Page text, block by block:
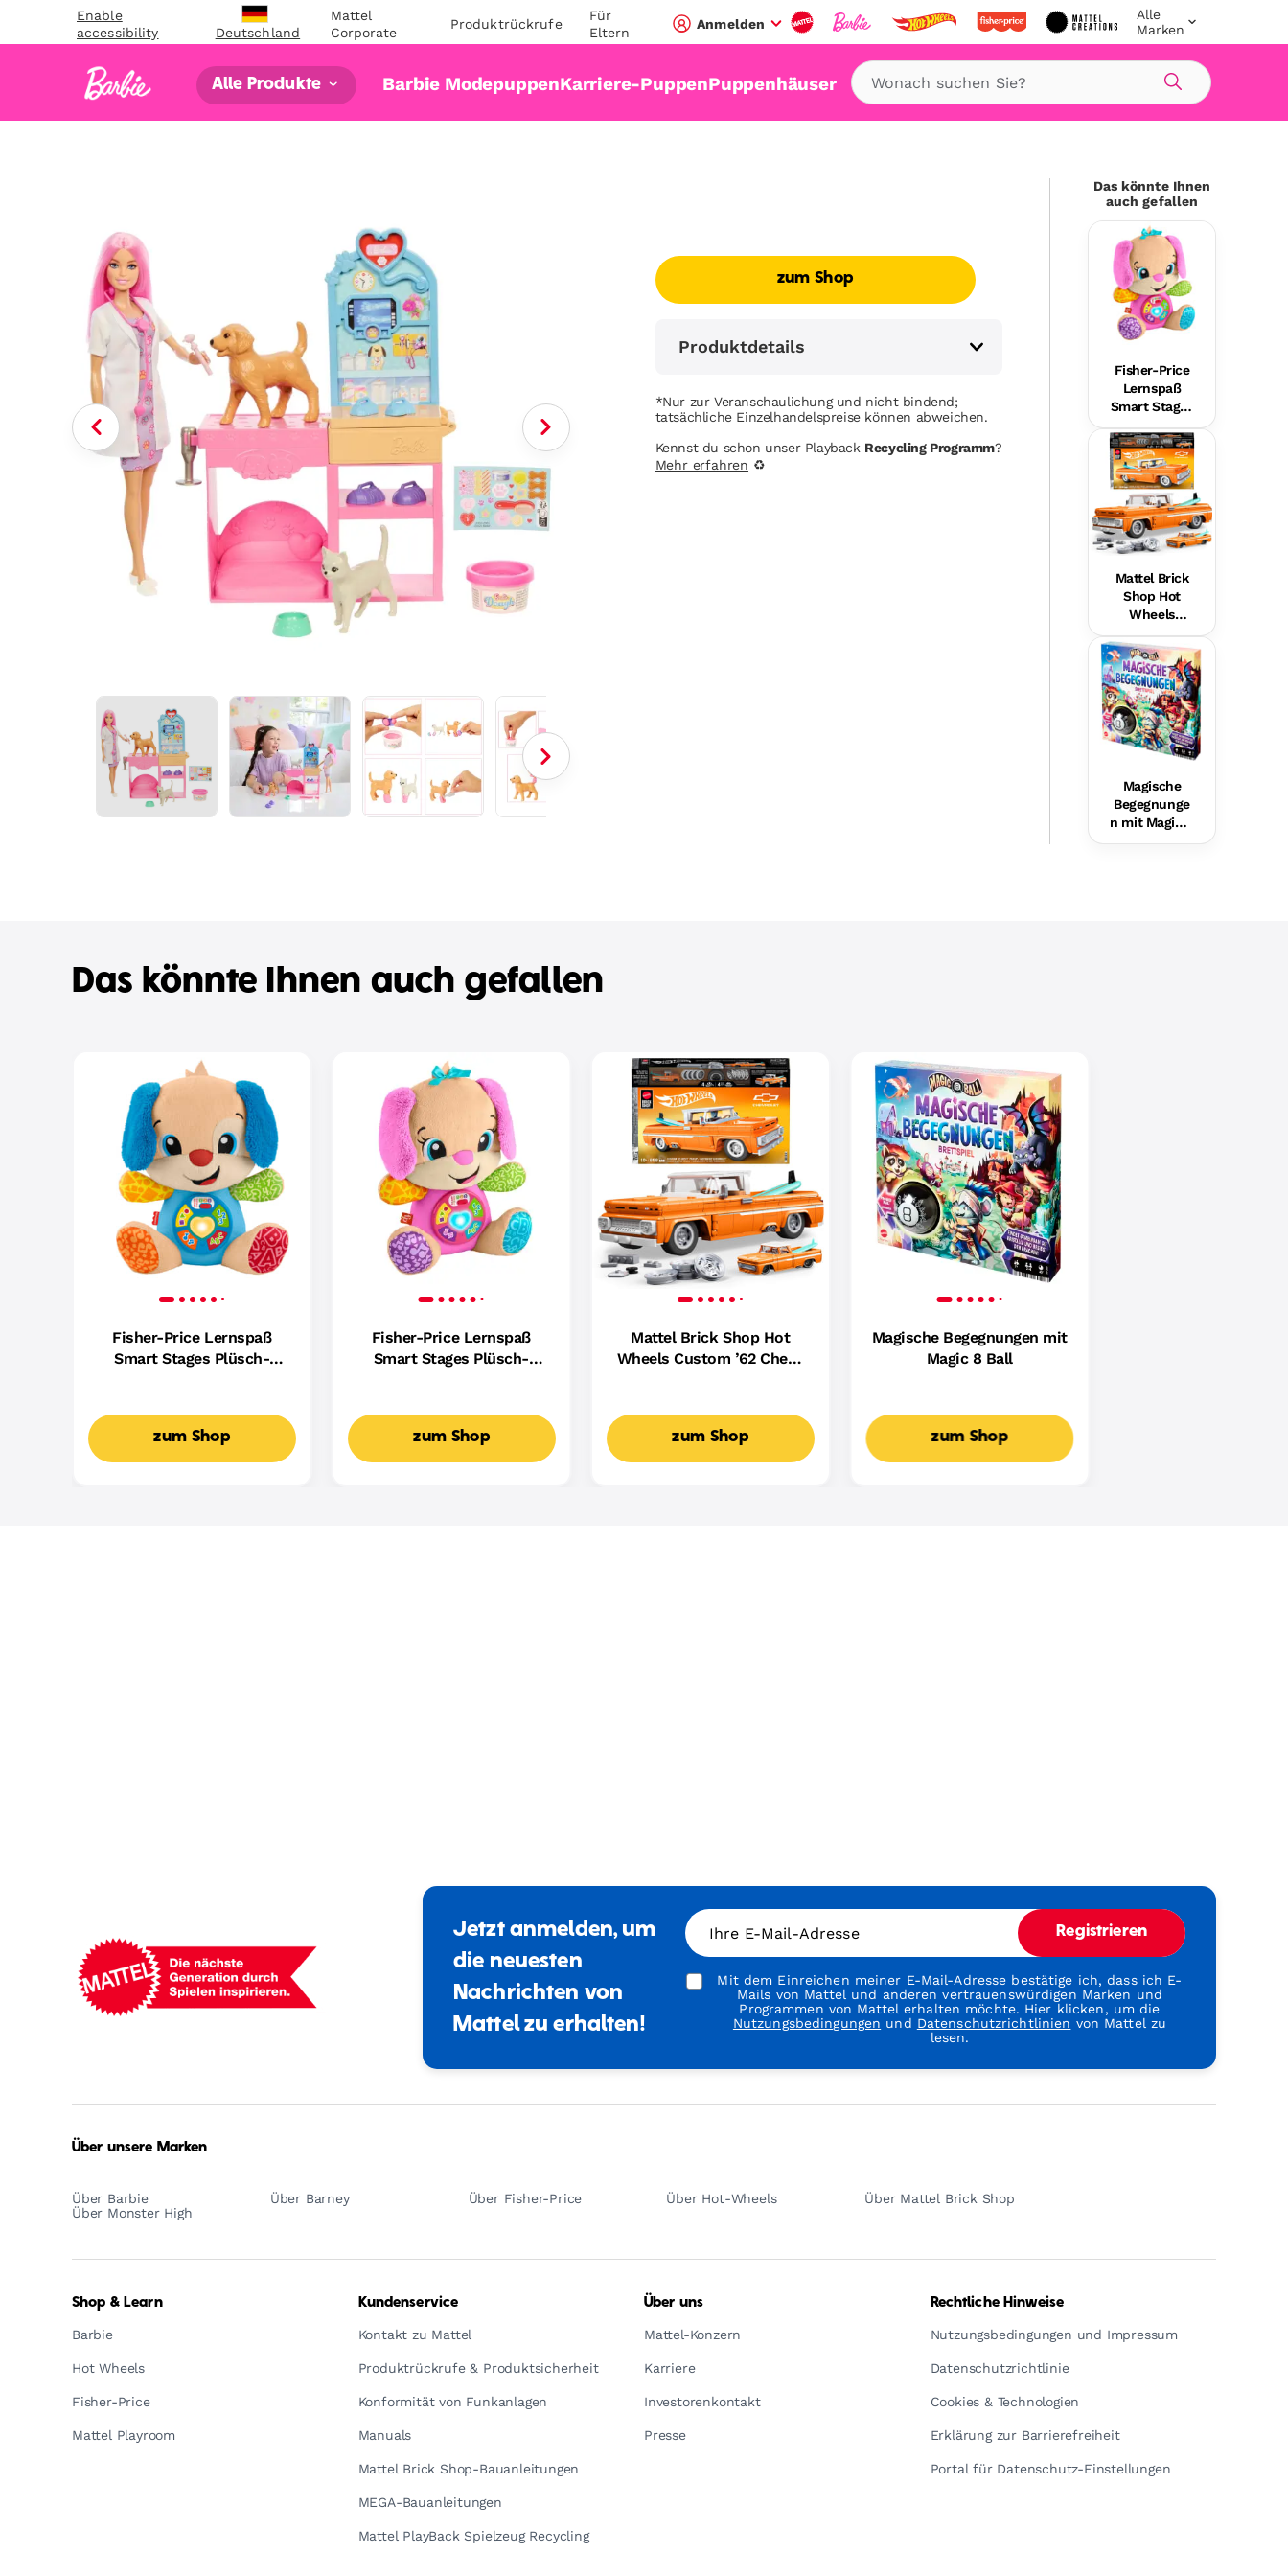
Enable
accessibility
Deutschland
Mattel
Corporate
Produktrückrufe
Für
Eltern
Anmelden
Alle
Marken
Alle Produkte Barbie ModepuppenKarriere-PuppenPuppenhäuser
Suche
zum Shop
Produktdetails
*Nur zur Veranschaulichung und nicht bindend;
tatsächliche Einzelhandelspreise können abweichen.
Kennst du schon unser Playback Recycling Programm?
Mehr erfahren ♻
Das könnte Ihnen
auch gefallen
Fisher-Price
Lernspaß
Smart Stages
Plüsch-
Hundefreund
in Für Babys,
Musikalische
s
Lernspielzeu
g,
Mehrsprachi
ge Version
Mattel Brick
Shop Hot
Wheels
Custom ’62
Chevy
Pickup
Bauset (858
Teile), Für
Sammler
Magische
Begegnunge
n mit Magic 8
Ball
Das könnte Ihnen auch gefallen
Fisher-Price Lernspaß
Smart Stages Plüsch-
Mehrsprachige Version
zum Shop
Fisher-Price Lernspaß
Smart Stages Plüsch-
Mehrsprachige Version
zum Shop
Mattel Brick Shop Hot
Wheels Custom ’62 Chevy
zum Shop
Magische Begegnungen mit
Magic 8 Ball
zum Shop
Through
Jetzt anmelden, um
die neuesten
Nachrichten von
Mattel zu erhalten!
Ihre E-Mail-Adresse Registrieren
Mit dem Einreichen meiner E-Mail-Adresse bestätige ich, dass ich E-
Mails von Mattel und anderen vertrauenswürdigen Marken und
Programmen von Mattel erhalten möchte. Hier klicken, um die
Nutzungsbedingungen und Datenschutzrichtlinien von Mattel zu
lesen.
Über unsere Marken
Über Barbie Über Barney Über Fisher-Price Über Hot-Wheels
Über Mattel Brick Shop
Über Monster High
Shop & Learn
Barbie
Hot Wheels
Fisher-Price
Mattel Playroom
Kundenservice
Kontakt zu Mattel
Produktrückrufe & Produktsicherheit
Konformität von Funkanlagen
Manuals
Mattel Brick Shop-Bauanleitungen
MEGA-Bauanleitungen
Mattel PlayBack Spielzeug Recycling
Über uns
Mattel-Konzern
Karriere
Investorenkontakt
Presse
Rechtliche Hinweise
Nutzungsbedingungen und Impressum
Datenschutzrichtlinie
Cookies & Technologien
Erklärung zur Barrierefreiheit
Portal für Datenschutz-Einstellungen